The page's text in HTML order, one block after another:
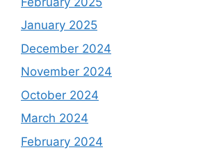
January 2025
December 2024
November 2024
October 2024
March 2024
February 2024